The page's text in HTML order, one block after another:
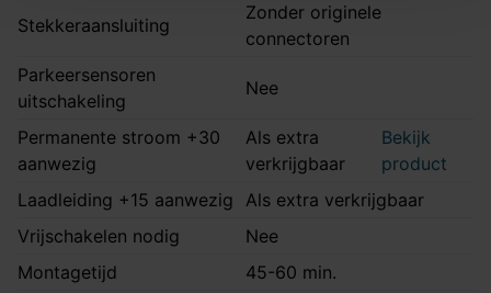
Stekkeraansluiting
Zonder originele
connectoren
Parkeersensoren
uitschakeling
Nee
Permanente stroom +30
aanwezig
Als extra
verkrijgbaar
Bekijk
product
Laadleiding +15 aanwezig Als extra verkrijgbaar
Vrijschakelen nodig
Nee
Montagetijd
45-60 min.